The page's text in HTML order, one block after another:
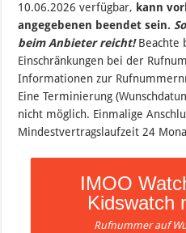
10.06.2026 verfügbar, kann
angegebenen beendet sein.
beim Anbieter reicht!Beachte
Einschränkungen bei der
Informationen zur
Eine Terminierung
nicht möglich. Einmalige
Mindestvertragslaufzeit 24
IMOO
Kidswatch
Rufnummer auf